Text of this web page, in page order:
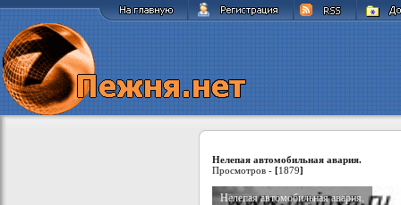
Нелепая автомобильная авария.
Просмотров - [1879]
Нелепая автомобильная авария.